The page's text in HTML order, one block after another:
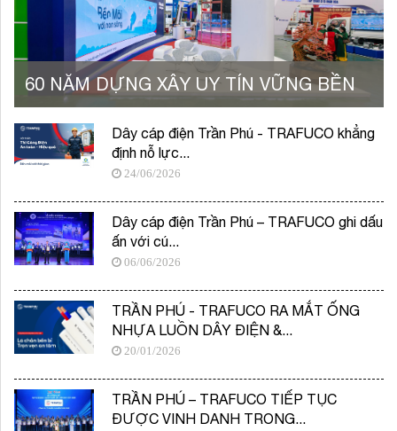
60 NĂM DỰNG XÂY UY TÍN VỮNG BỀN
Dây cáp điện Trần Phú - TRAFUCO khẳng
định nỗ lực...
24/06/2026
Dây cáp điện Trần Phú – TRAFUCO ghi dấu
ấn với cú...
06/06/2026
TRẦN PHÚ - TRAFUCO RA MẮT ỐNG
NHỰA LUỒN DÂY ĐIỆN &...
20/01/2026
TRẦN PHÚ – TRAFUCO TIẾP TỤC
ĐƯỢC VINH DANH TRONG...